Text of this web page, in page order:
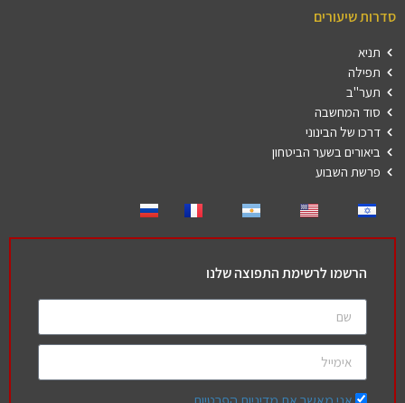
סדרות שיעורים
תניא
תפילה
תער"ב
סוד המחשבה
דרכו של הבינוני
ביאורים בשער הביטחון
פרשת השבוע
הרשמו לרשימת התפוצה שלנו